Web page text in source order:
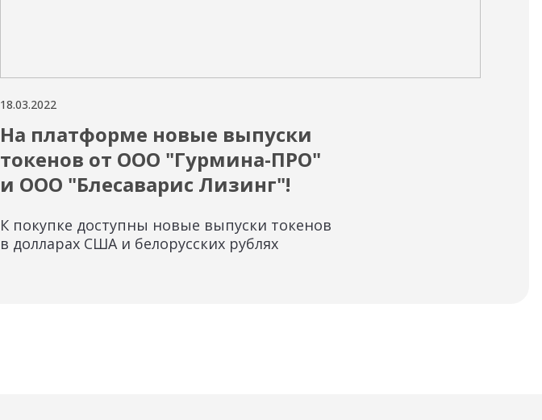
18.03.2022
На платформе новые выпуски
токенов от ООО "Гурмина-ПРО"
и ООО "Блесаварис Лизинг"!
К покупке доступны новые выпуски токенов
в долларах США и белорусских рублях